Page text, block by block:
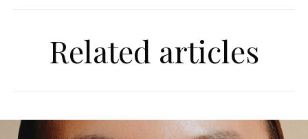
Related articles